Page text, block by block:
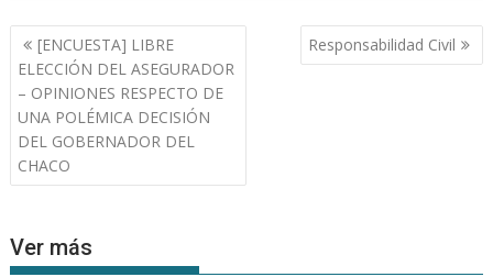
Navegación
de
entradas
[ENCUESTA] LIBRE
ELECCIÓN DEL ASEGURADOR
– OPINIONES RESPECTO DE
UNA POLÉMICA DECISIÓN
DEL GOBERNADOR DEL
CHACO
Responsabilidad Civil
Ver más